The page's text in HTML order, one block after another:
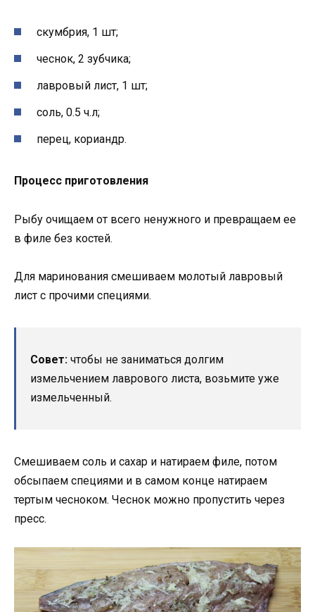
скумбрия, 1 шт;
чеснок, 2 зубчика;
лавровый лист, 1 шт;
соль, 0.5 ч.л;
перец, кориандр.
Процесс приготовления
Рыбу очищаем от всего ненужного и превращаем ее
в филе без костей.
Для маринования смешиваем молотый лавровый
лист с прочими специями.
Совет: чтобы не заниматься долгим
измельчением лаврового листа, возьмите уже
измельченный.
Смешиваем соль и сахар и натираем филе, потом
обсыпаем специями и в самом конце натираем
тертым чесноком. Чеснок можно пропустить через
пресс.